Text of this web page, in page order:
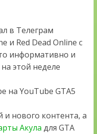
в Телеграм
и Red Dead Online с
информативно и
этой неделе
на YouTube GTA5
и нового контента, а
Акула для GTA